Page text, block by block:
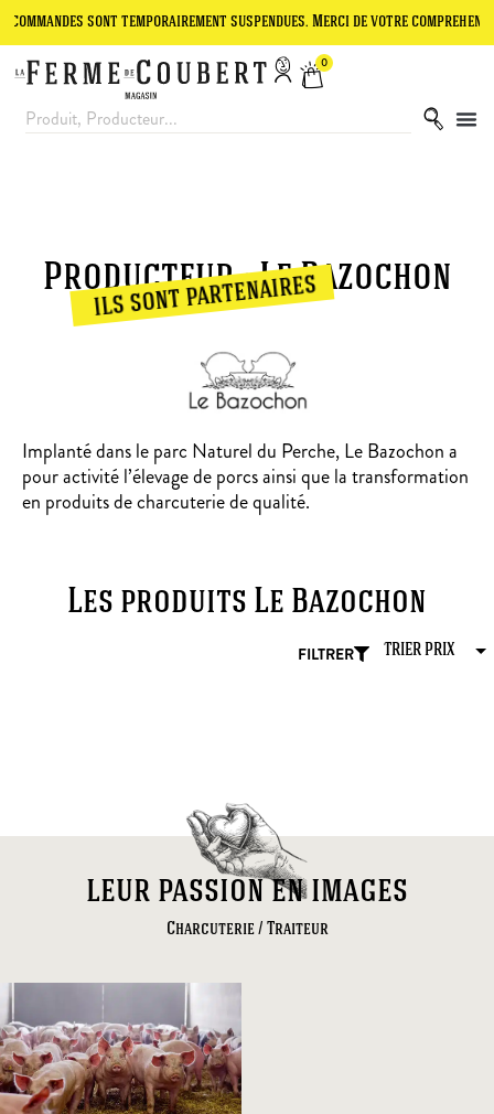
sont temporairement suspendues. Merci de votre compréhension.
0
Producteur : Le Bazochon
ils sont partenaires
Implanté dans le parc Naturel du Perche, Le Bazochon a
pour activité l’élevage de porcs ainsi que la transformation
en produits de charcuterie de qualité.
Les produits Le Bazochon
FILTRER
leur passion en images
Charcuterie / Traiteur